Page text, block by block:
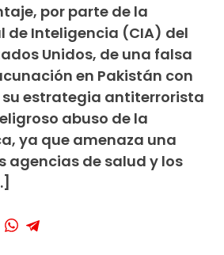
por parte de la
de Inteligencia (CIA) del
Unidos, de una falsa
en Pakistán con
su estrategia antiterrorista
abuso de la
ya que amenaza una
agencias de salud y los